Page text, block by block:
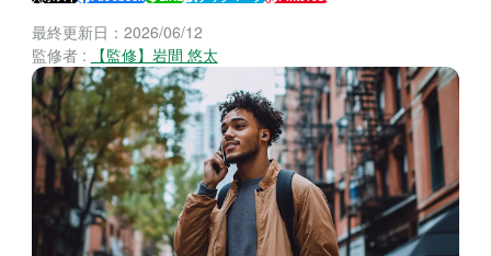
最終更新日： 2026/06/12
監修者 :
【監修】岩間 悠太